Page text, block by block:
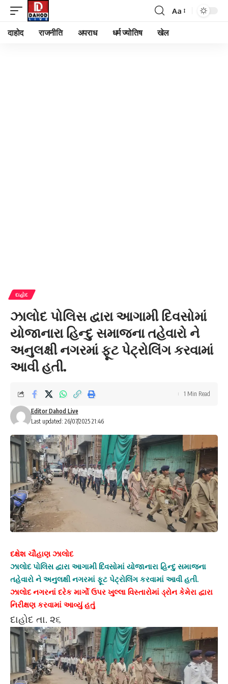
Font
Aa
दाहोद राजनीति अपराध धर्म ज्योतिष खेल
દાહોદ
ઝાલોદ પોલિસ દ્વારા આગામી દિવસોમાં
યોજાનારા હિન્દુ સમાજના તહેવારો ને
અનુલક્ષી નગરમાં ફૂટ પેટ્રોલિંગ કરવામાં
આવી હતી.
Last updated: 26/07/2025 21:46
Editor Dahod Live
1 Min Read
દક્ષેશ ચૌહાણ ઝાલોદ
ઝાલોદ પોલિસ દ્વારા આગામી દિવસોમાં યોજાનારા હિન્દુ સમાજના
તહેવારો ને અનુલક્ષી નગરમાં ફૂટ પેટ્રોલિંગ કરવામાં આવી હતી.
ઝાલોદ નગરનાં દરેક માર્ગો ઉપર ખુલ્લા વિસ્તારોમાં ડ્રોન કેમેરા દ્વારા
નિરીક્ષણ કરવામાં આવ્યું હતું
દાહોદ તા. ૨૬